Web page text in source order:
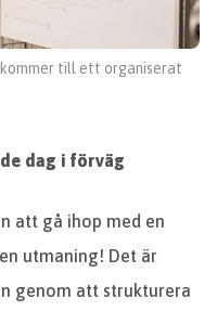
till ett organiserat
dag i förväg
att gå ihop med en
utmaning! Det är
genom att strukturera